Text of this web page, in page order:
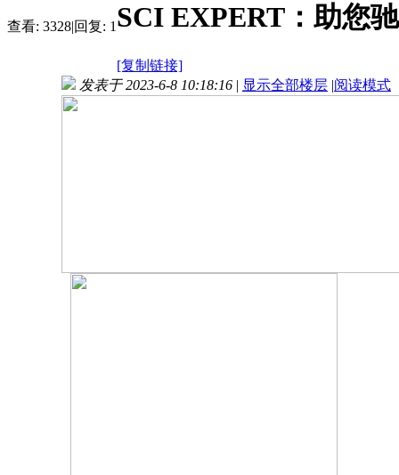
查看: 3328|回复: 1 SCI EXPERT：助您
[复制链接]
发表于 2023-6-8 10:18:16 | 显示全部楼层 |阅读模式